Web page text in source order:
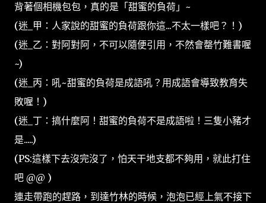
背著個相機包包，真的是「甜蜜的負荷」~
(迷_甲：人家說的甜蜜的負荷跟你這...不太一樣吧？！)
(迷_乙：對阿對阿，不可以隨便引用，不然會罄竹難書喔
~)
(迷_丙：吼~甜蜜的負荷是成語吼？用成語會導致教育失
敗喔！)
(迷_丁：搞什麼阿！甜蜜的負荷不是成語啦！三隻小豬才
是.....)
(PS:這樣下去沒完沒了，怕天干地支都不夠用，就此打住
吧 @@ )
連走帶跑的趕路，到達竹林的時候，泡泡已經上氣不接下